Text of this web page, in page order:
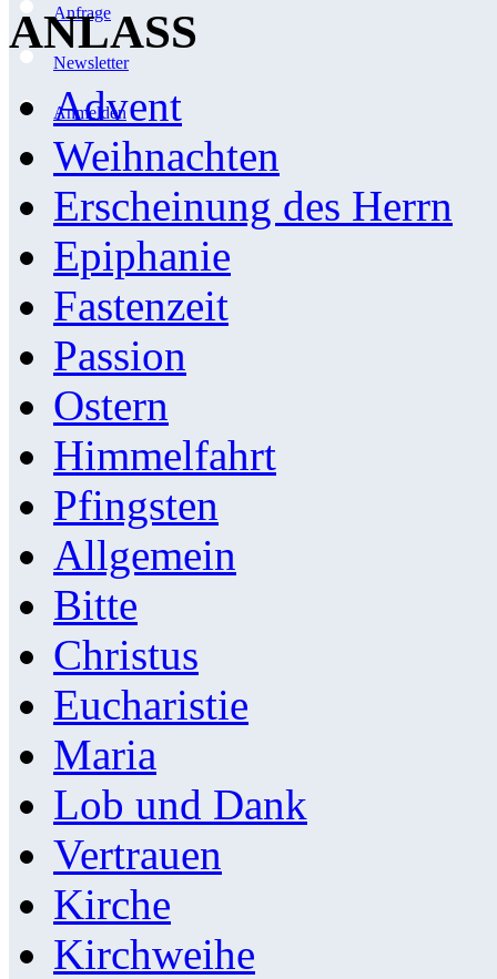
Anfrage
Newsletter
Anmelden
ANLASS
Advent
Weihnachten
Erscheinung des Herrn
Epiphanie
Fastenzeit
Passion
Ostern
Himmelfahrt
Pfingsten
Allgemein
Bitte
Christus
Eucharistie
Maria
Lob und Dank
Vertrauen
Kirche
Kirchweihe